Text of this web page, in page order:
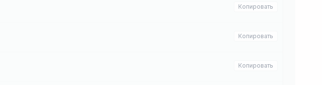
Копировать
Копировать
Копировать